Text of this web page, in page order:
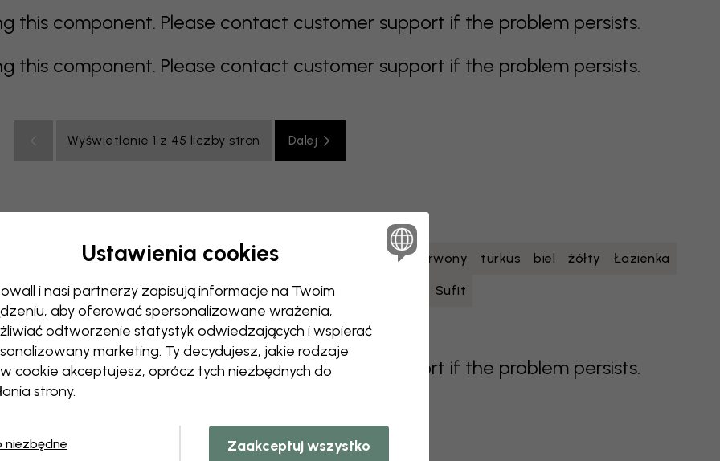
this component. Please contact customer support if the problem persists.
this component. Please contact customer support if the problem persists.
Wyświetlanie 1 z 45 liczby stron Dalej
kolorowy pomarańczowy różowy fioletowy czerwony turkus biel żółty Łazienka
Pokój dzienny Pokój niemowlęcy Biuro Pokój nastolatka Sufit
this component. Please contact customer support if the problem persists.
Ustawienia cookies
i nasi partnerzy zapisują informacje na Twoim
aby oferować spersonalizowane wrażenia,
odtworzenie statystyk odwiedzających i wspierać
marketing. Ty decydujesz, jakie rodzaje
cookie akceptujesz, oprócz tych niezbędnych do
strony.
niezbędne Zaakceptuj wszystko